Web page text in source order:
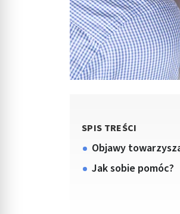
SPIS TREŚCI
Objawy
Jak sobie pomóc?